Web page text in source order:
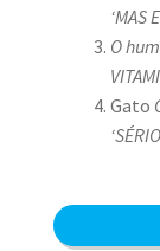
‘MAS
O
Gato